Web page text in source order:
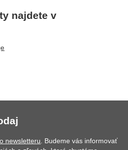
najdete v
newsletteru. Budeme vás informovať